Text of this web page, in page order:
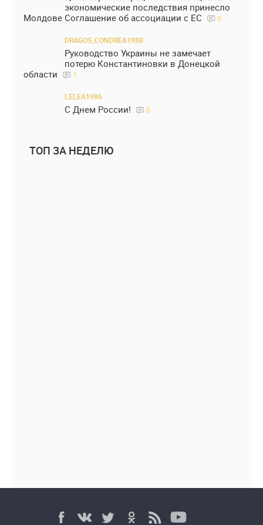
экономические последствия принесло
Молдове Соглашение об ассоциации с ЕС
0
DRAGOS_CONDREA1988
Руководство Украины не замечает
потерю Константиновки в Донецкой
области
1
LELEA1986
С Днем России! 0
ТОП ЗА НЕДЕЛЮ